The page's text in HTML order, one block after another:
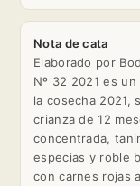
Nota de cata
Elaborado por
Nº 32 2021 es
la cosecha 2021,
crianza de 12
concentrada,
especias y roble
con carnes rojas